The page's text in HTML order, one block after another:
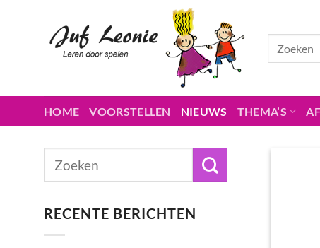
HOME VOORSTELLEN NIEUWS THEMA’S
RECENTE BERICHTEN